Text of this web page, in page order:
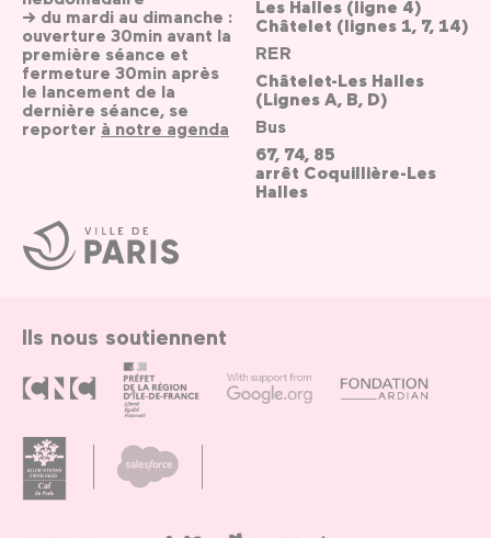
Ville
de
Paris
→ du mardi au dimanche :
ouverture 30min avant la
première séance et
fermeture 30min après
le lancement de la
dernière séance, se
reporter à notre agenda
Les Halles (ligne 4)
Châtelet (lignes 1, 7, 14)
RER
Châtelet-Les Halles
(Lignes A, B, D)
Bus
67, 74, 85
arrêt Coquillière-Les
Halles
Ils nous soutiennent